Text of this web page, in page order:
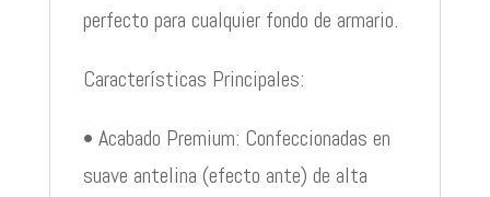
perfecto para cualquier fondo de armario.
Características Principales:
• Acabado Premium: Confeccionadas en
suave antelina (efecto ante) de alta